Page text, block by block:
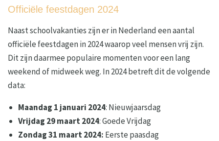
Officiële feestdagen 2024
Naast schoolvakanties zijn er in Nederland een aantal
officiële feestdagen in 2024 waarop veel mensen vrij zijn.
Dit zijn daarmee populaire momenten voor een lang
weekend of midweek weg. In 2024 betreft dit de volgende
data:
Maandag 1 januari 2024: Nieuwjaarsdag
Vrijdag 29 maart 2024: Goede Vrijdag
Zondag 31 maart 2024: Eerste paasdag